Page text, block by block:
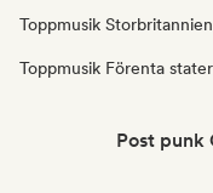
Toppmusik Storbritannien
Toppmusik Förenta
Post